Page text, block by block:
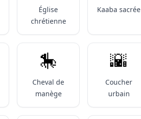
Église
chrétienne
Kaaba sacrée
🎠
Cheval de
manège
🌇
Coucher
urbain